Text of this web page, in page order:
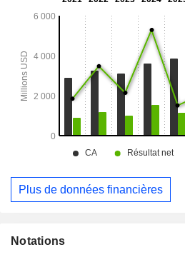
Western Midstream Services,
Services Holdings, LLC, Western
et Aris Water Solutions, Inc.
Plus de données financières
Notations